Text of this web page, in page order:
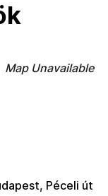
Map Unavailable
Péceli út